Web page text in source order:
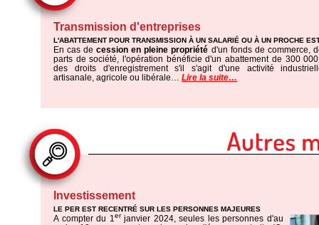
Transmission d'entreprises
L'ABATTEMENT POUR TRANSMISSION À UN SALARIÉ OU À UN PROCHE
En cas decession en pleine propriété d'un fonds de commerce,
parts de société, l'opération bénéficie d'un abattement de 300
des droits d'enregistrement s'il s'agit d'une activité
artisanale, agricole ou libérale… Lire la suite…
Investissement
LE PER EST RECENTRÉ SUR LES PERSONNES MAJEURES
A compter du 1er janvier 2024, seules les personnes d'au